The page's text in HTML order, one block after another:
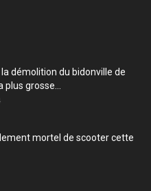
démolition du bidonville de
plus grosse...
mortel de scooter cette